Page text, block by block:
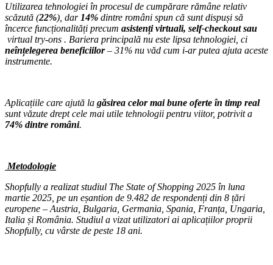
Utilizarea tehnologiei în procesul de cumpărare rămâne relativ
scăzută (22%), dar 14% dintre români spun că sunt dispuși să
încerce funcționalități precum asistenți virtuali, self-checkout sau
virtual try-ons . Bariera principală nu este lipsa tehnologiei, ci
neînțelegerea beneficiilor– 31% nu văd cum i-ar putea ajuta aceste
instrumente.
Aplicațiile care ajută la găsirea celor mai bune oferte în timp real
sunt văzute drept cele mai utile tehnologii pentru viitor, potrivit a
74% dintre români.
Metodologie
Shopfully a realizat studiul The State of Shopping 2025 în luna
martie 2025, pe un eșantion de 9.482 de respondenți din 8 țări
europene – Austria, Bulgaria, Germania, Spania, Franța, Ungaria,
Italia și România. Studiul a vizat utilizatori ai aplicațiilor proprii
Shopfully, cu vârste de peste 18 ani.